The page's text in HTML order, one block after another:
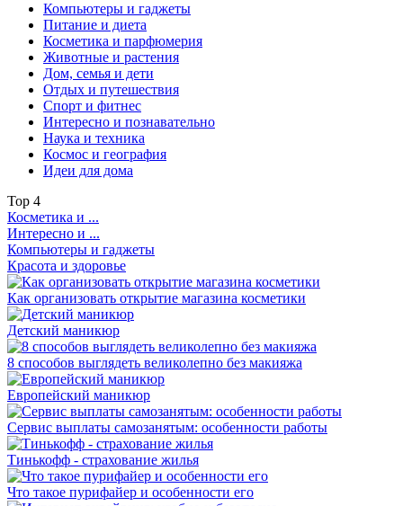
Компьютеры и гаджеты
Питание и диета
Косметика и парфюмерия
Животные и растения
Дом, семья и дети
Отдых и путешествия
Спорт и фитнес
Интересно и познавательно
Наука и техника
Космос и география
Идеи для дома
Top 4
Косметика и ...
Интересно и ...
Компьютеры и гаджеты
Красота и здоровье
Как организовать открытие магазина косметики
Детский маникюр
8 способов выглядеть великолепно без макияжа
Европейский маникюр
Сервис выплаты самозанятым: особенности работы
Тинькофф - страхование жилья
Что такое пурифайер и особенности его